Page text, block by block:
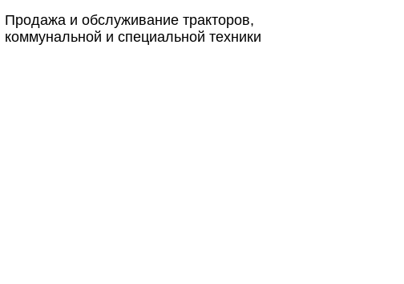
Продажа и обслуживание тракторов,
коммунальной и специальной техники